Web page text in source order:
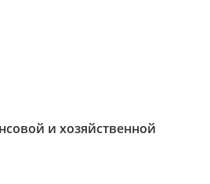
и хозяйственной